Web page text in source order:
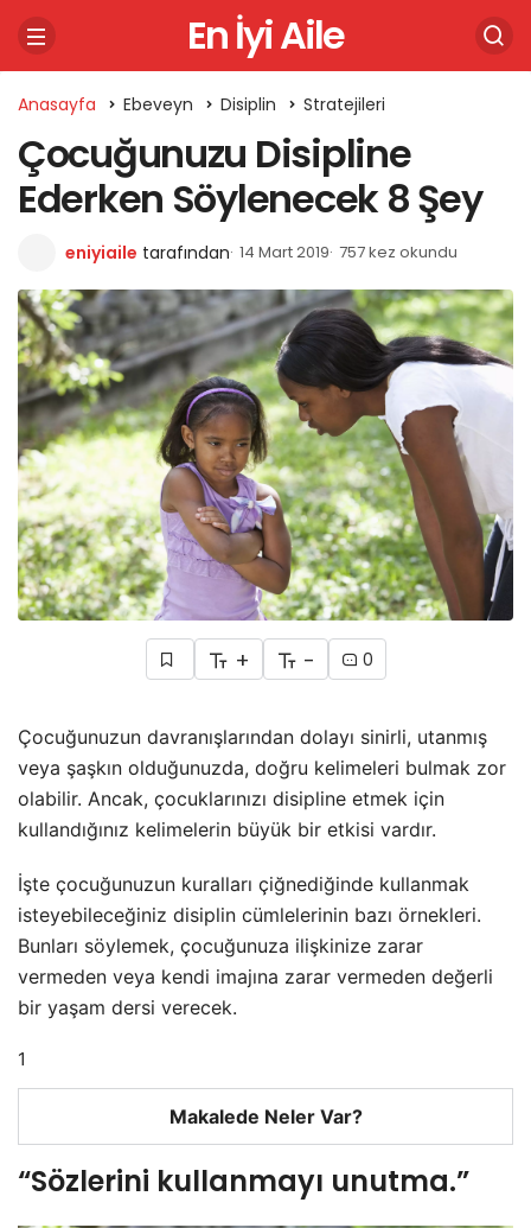
En İyi Aile
Anasayfa Ebeveyn Disiplin Stratejileri
Çocuğunuzu Disipline
Ederken Söylenecek 8 Şey
eniyiaile tarafından 14 Mart 2019 757 kez okundu
+ - 0
Çocuğunuzun davranışlarından dolayı sinirli, utanmış
veya şaşkın olduğunuzda, doğru kelimeleri bulmak zor
olabilir. Ancak, çocuklarınızı disipline etmek için
kullandığınız kelimelerin büyük bir etkisi vardır.
İşte çocuğunuzun kuralları çiğnediğinde kullanmak
isteyebileceğiniz disiplin cümlelerinin bazı örnekleri.
Bunları söylemek, çocuğunuza ilişkinize zarar
vermeden veya kendi imajına zarar vermeden değerli
bir yaşam dersi verecek.
1
Makalede Neler Var?
“Sözlerini kullanmayı unutma.”